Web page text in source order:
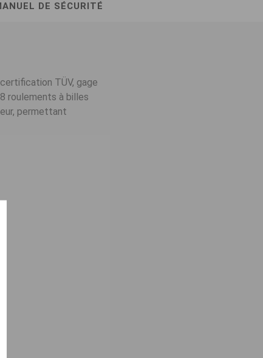
DE SÉCURITÉ
TÜV, gage
roulements à billes
permettant